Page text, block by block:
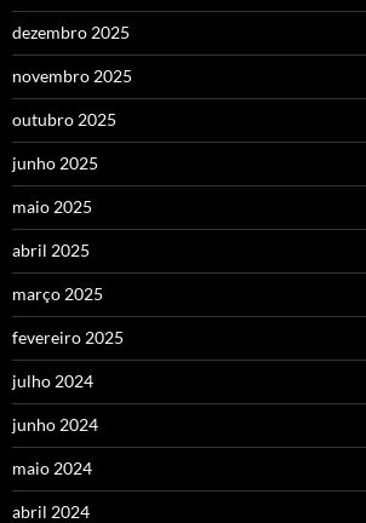
dezembro 2025
novembro 2025
outubro 2025
junho 2025
maio 2025
abril 2025
março 2025
fevereiro 2025
julho 2024
junho 2024
maio 2024
abril 2024